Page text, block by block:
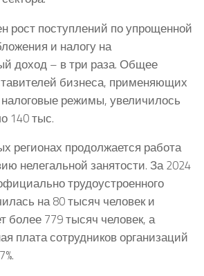
рост поступлений по упрощенной
и налогу на
доход – в три раза. Общее
бизнеса, применяющих
режимы, увеличилось
140 тыс.
регионах продолжается работа
нелегальной занятости. За 2024
трудоустроенного
на 80 тысяч человек и
более 779 тысяч человек, а
плата сотрудников организаций